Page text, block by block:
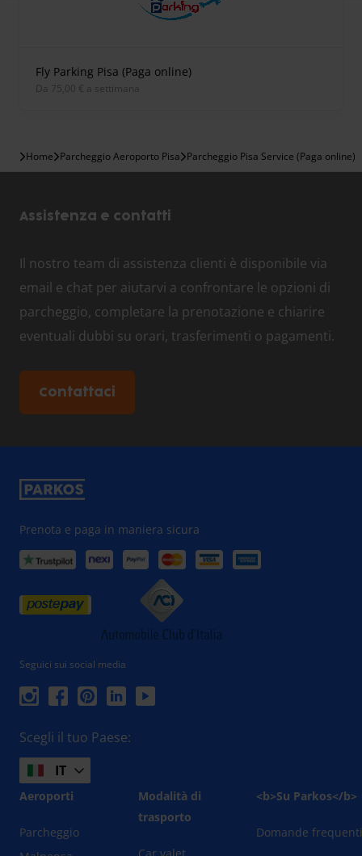
Fly Parking Pisa (Paga online)
Da 75,00 € a settimana
Home Parcheggio Aeroporto Pisa Parcheggio Pisa Service (Paga online)
Assistenza e contatti
Il nostro team di assistenza clienti è disponibile via
email e chat per aiutarvi a confrontare le opzioni di
parcheggio, completare la prenotazione e chiarire
eventuali dubbi su orari, trasferimenti o pagamenti.
Contattaci
Prenota e paga in maniera sicura
Seguici sui social media
Scegli il tuo Paese:
IT
Aeroporti
Parcheggio
Modalità di
trasporto
<b>Su Parkos</b>
Domande